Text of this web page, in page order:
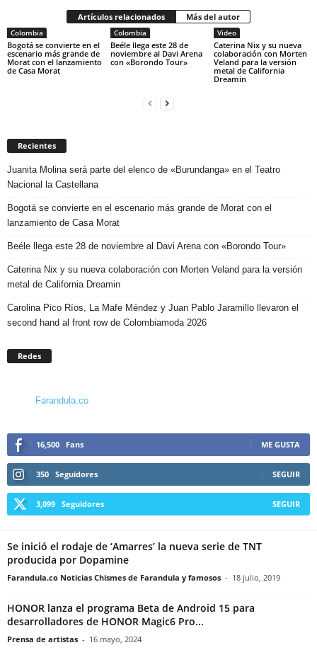
Artículos relacionados Más del autor
Colombia
Bogotá se convierte en el
escenario más grande de
Morat con el lanzamiento
de Casa Morat
Colombia
Beéle llega este 28 de
noviembre al Davi Arena
con «Borondo Tour»
Video
Caterina Nix y su nueva
colaboración con Morten
Veland para la versión
metal de California
Dreamin
Recientes
Juanita Molina será parte del elenco de «Burundanga» en el Teatro
Nacional la Castellana
Bogotá se convierte en el escenario más grande de Morat con el
lanzamiento de Casa Morat
Beéle llega este 28 de noviembre al Davi Arena con «Borondo Tour»
Caterina Nix y su nueva colaboración con Morten Veland para la versión
metal de California Dreamin
Carolina Pico Ríos, La Mafe Méndez y Juan Pablo Jaramillo llevaron el
second hand al front row de Colombiamoda 2026
Redes
Farandula.co
16,500 Fans ME GUSTA
350 Seguidores SEGUIR
3,099 Seguidores SEGUIR
Se inició el rodaje de ‘Amarres’ la nueva serie de TNT
producida por Dopamine
Farandula.co Noticias Chismes de Farandula y famosos - 18 julio, 2019
HONOR lanza el programa Beta de Android 15 para
desarrolladores de HONOR Magic6 Pro...
Prensa de artistas - 16 mayo, 2024